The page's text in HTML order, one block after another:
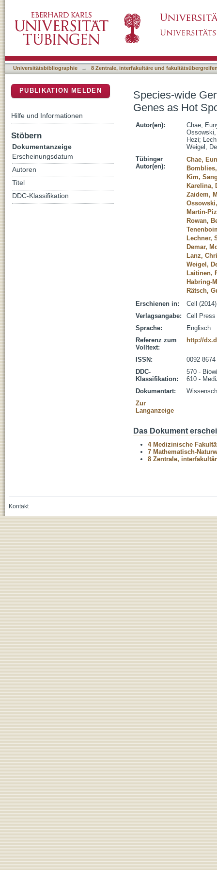
Deleterious Epistasis
Universitätsbibliographie → 8 Zentrale, interfakultäre und
Species-wide
Genes as Hot
Autor(en):
Chae,
Hezi;
Weigel,
Tübinger
Autor(en):
Chae,
Kim,
Karelina,
Zaidem,
Martin-
Rowan,
Lechner,
Demar,
Lanz,
Weigel,
Laitinen,
Habring-
Rätsch,
Erschienen in:
Cell
Verlagsangabe:
Cell Press
Sprache:
Englisch
Referenz zum
Volltext:
http://
ISSN:
0092-8674
DDC-
Klassifikation:
570 -
610 -
Dokumentart:
Zur
Langanzeige
Das Dokument
4 Medizinische
7 Mathematisch-
8 Zentrale,
PUBLIKATION MELDEN
Hilfe und Informationen
Stöbern
Dokumentanzeige
Erscheinungsdatum
Autoren
Titel
DDC-Klassifikation
Kontakt